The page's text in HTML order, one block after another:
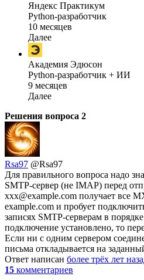
Яндекс Практикум
Python-разработчик
10 месяцев
Далее
Академия Эдюсон
Python-разработчик + ИИ
9 месяцев
Далее
Решения вопроса 2
Rsa97 @Rsa97
Для правильного вопроса надо
SMTP-сервер (не IMAP) перед
xxx@example.com получает все
example.com и пробует
записях SMTP-серверам в
подключение установлено, то
Если ни с одним сервером
письма откладывается на
Ответ написан более трёх лет
15 комментариев